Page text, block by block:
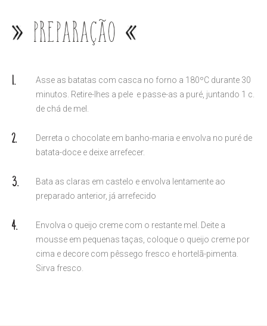
Preparação
Asse as batatas com casca no forno a 180ºC durante 30
minutos. Retire-lhes a pele e passe-as a puré, juntando 1 c.
de chá de mel.
Derreta o chocolate em banho-maria e envolva no puré de
batata-doce e deixe arrefecer.
Bata as claras em castelo e envolva lentamente ao
preparado anterior, já arrefecido
Envolva o queijo creme com o restante mel. Deite a
mousse em pequenas taças, coloque o queijo creme por
cima e decore com pêssego fresco e hortelã-pimenta.
Sirva fresco.